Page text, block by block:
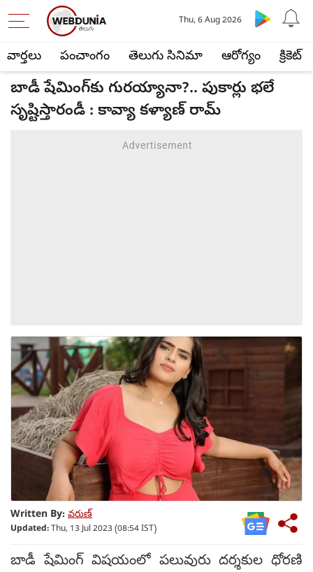
వార్తలు పంచాంగం తెలుగు సినిమా ఆరోగ్యం క్రికెట్
Thu, 6 Aug 2026
బాడీ షేమింగ్‌కు గురయ్యానా?.. పుకార్లు భలే
సృష్టిస్తారండీ : కావ్యా కళ్యాణ్ రామ్
Written By: వరుణ్
Updated:Thu, 13 Jul 2023 (08:54 IST)
బాడీ షేమింగ్ విషయంలో పలువురు దర్శకుల ధోరణి